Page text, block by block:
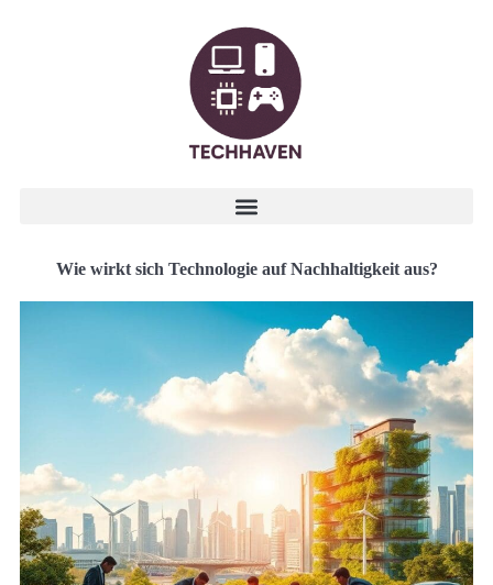
Wie wirkt sich Technologie auf Nachhaltigkeit aus?